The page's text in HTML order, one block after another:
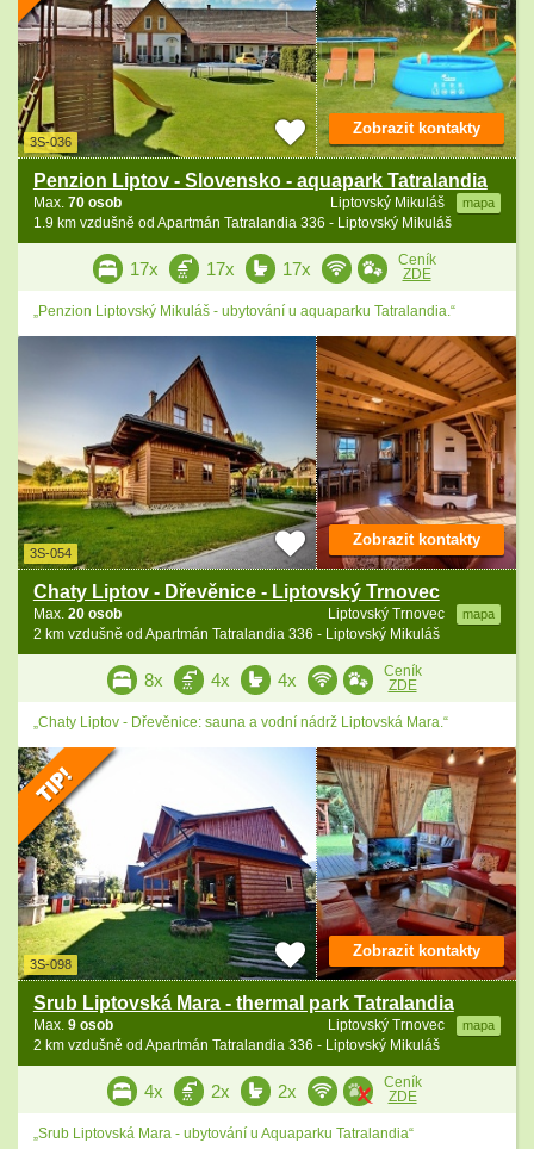
3S-036
Penzion Liptov - Slovensko - aquapark Tatralandia
Liptovský Mikuláš mapa
Max. 70 osob
1.9 km vzdušně od Apartmán Tatralandia 336 - Liptovský Mikuláš
Zobrazit kontakty
17x 17x 17x
Ceník
ZDE
„Penzion Liptovský Mikuláš - ubytování u aquaparku Tatralandia.“
3S-054
Chaty Liptov - Dřevěnice - Liptovský Trnovec
Liptovský Trnovec mapa
Max. 20 osob
2 km vzdušně od Apartmán Tatralandia 336 - Liptovský Mikuláš
Zobrazit kontakty
8x 4x 4x
Ceník
ZDE
„Chaty Liptov - Dřevěnice: sauna a vodní nádrž Liptovská Mara.“
3S-098
Srub Liptovská Mara - thermal park Tatralandia
Liptovský Trnovec mapa
Max. 9 osob
2 km vzdušně od Apartmán Tatralandia 336 - Liptovský Mikuláš
Zobrazit kontakty
4x 2x 2x
Ceník
ZDE
„Srub Liptovská Mara - ubytování u Aquaparku Tatralandia“